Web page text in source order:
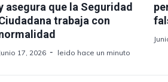
asegura que la Seguridad
trabaja con
Junio 17, 2026 leido hace un minuto